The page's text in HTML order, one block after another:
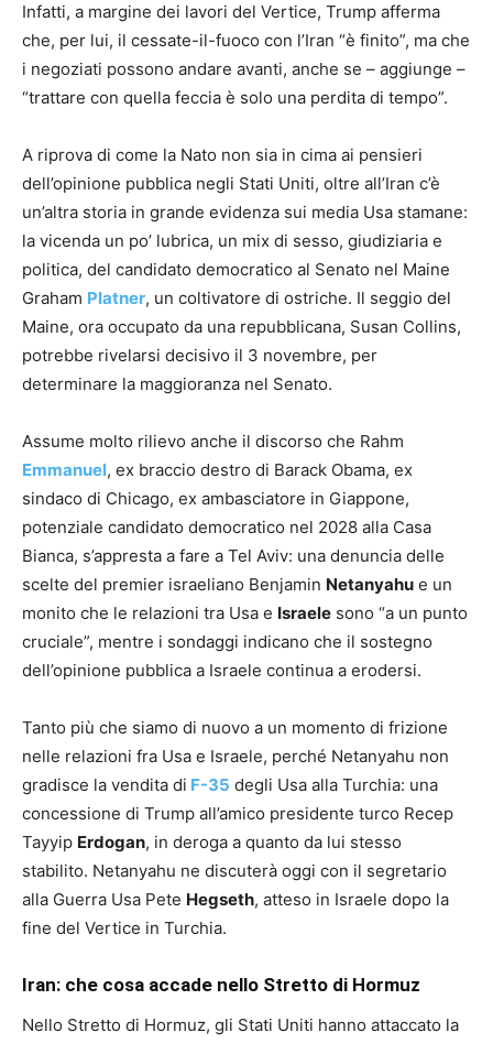
Infatti, a margine dei lavori del Vertice, Trump afferma
che, per lui, il cessate-il-fuoco con l’Iran “è finito”, ma che
i negoziati possono andare avanti, anche se – aggiunge –
“trattare con quella feccia è solo una perdita di tempo”.
A riprova di come la Nato non sia in cima ai pensieri
dell’opinione pubblica negli Stati Uniti, oltre all’Iran c’è
un’altra storia in grande evidenza sui media Usa stamane:
la vicenda un po’ lubrica, un mix di sesso, giudiziaria e
politica, del candidato democratico al Senato nel Maine
Graham Platner, un coltivatore di ostriche. Il seggio del
Maine, ora occupato da una repubblicana, Susan Collins,
potrebbe rivelarsi decisivo il 3 novembre, per
determinare la maggioranza nel Senato.
Assume molto rilievo anche il discorso che Rahm
Emmanuel, ex braccio destro di Barack Obama, ex
sindaco di Chicago, ex ambasciatore in Giappone,
potenziale candidato democratico nel 2028 alla Casa
Bianca, s’appresta a fare a Tel Aviv: una denuncia delle
scelte del premier israeliano Benjamin Netanyahu e un
monito che le relazioni tra Usa e Israele sono “a un punto
cruciale”, mentre i sondaggi indicano che il sostegno
dell’opinione pubblica a Israele continua a erodersi.
Tanto più che siamo di nuovo a un momento di frizione
nelle relazioni fra Usa e Israele, perché Netanyahu non
gradisce la vendita di F-35 degli Usa alla Turchia: una
concessione di Trump all’amico presidente turco Recep
Tayyip Erdogan, in deroga a quanto da lui stesso
stabilito. Netanyahu ne discuterà oggi con il segretario
alla Guerra Usa Pete Hegseth, atteso in Israele dopo la
fine del Vertice in Turchia.
Iran: che cosa accade nello Stretto di Hormuz
Nello Stretto di Hormuz, gli Stati Uniti hanno attaccato la